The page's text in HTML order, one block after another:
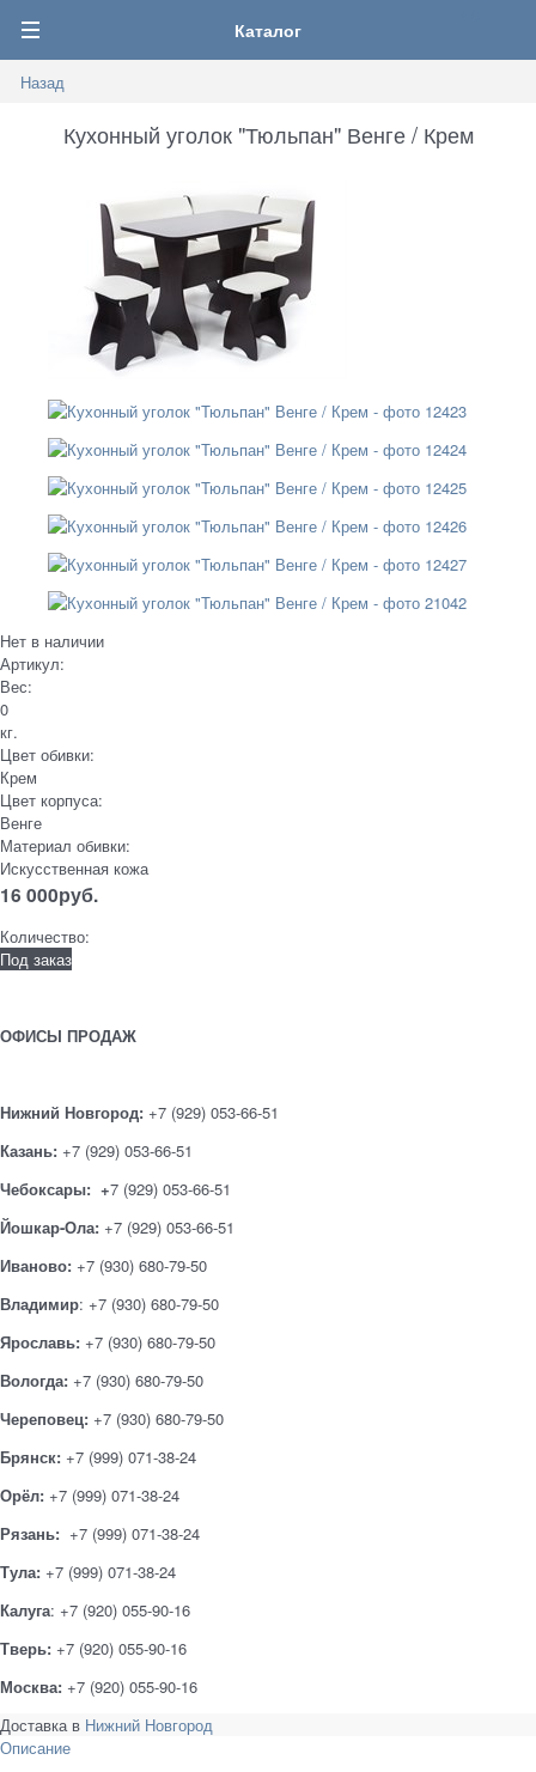
Каталог
Назад
Кухонный уголок "Тюльпан" Венге / Крем
Нет в наличии
Артикул:
Вес:
0
кг.
Цвет обивки:
Крем
Цвет корпуса:
Венге
Материал обивки:
Искусственная кожа
16 000руб.
Количество:
Под заказ
ОФИСЫ ПРОДАЖ
Нижний Новгород: +7 (929) 053-66-51
Казань: +7 (929) 053-66-51
Чебоксары: +7 (929) 053-66-51
Йошкар-Ола: +7 (929) 053-66-51
Иваново: +7 (930) 680-79-50
Владимир: +7 (930) 680-79-50
Ярославь: +7 (930) 680-79-50
Вологда: +7 (930) 680-79-50
Череповец: +7 (930) 680-79-50
Брянск: +7 (999) 071-38-24
Орёл: +7 (999) 071-38-24
Рязань: +7 (999) 071-38-24
Тула: +7 (999) 071-38-24
Калуга: +7 (920) 055-90-16
Тверь: +7 (920) 055-90-16
Москва: +7 (920) 055-90-16
Доставка в Нижний Новгород
Описание